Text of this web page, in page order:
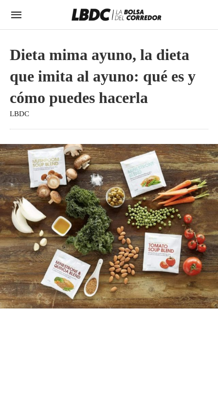
Dieta mima ayuno, la dieta
que imita al ayuno: qué es y
cómo puedes hacerla
LBDC